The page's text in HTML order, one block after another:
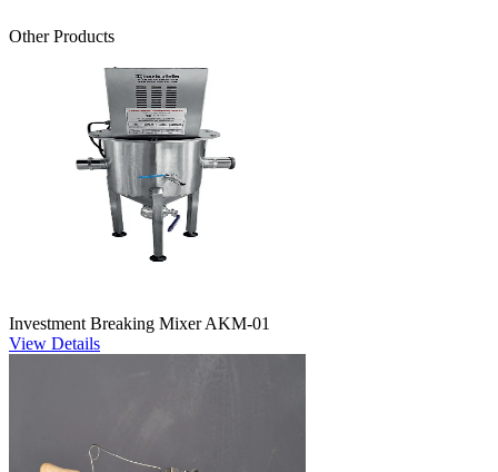
Other Products
Investment Breaking Mixer AKM-01
View Details